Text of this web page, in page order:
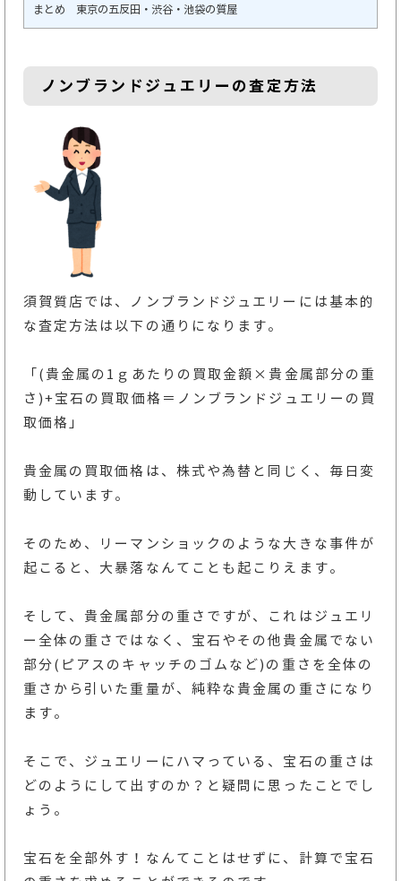
まとめ 東京の五反田・渋谷・池袋の質屋
ノンブランドジュエリーの査定方法
須賀質店では、ノンブランドジュエリーには基本的
な査定方法は以下の通りになります。
「(貴金属の1ｇあたりの買取金額×貴金属部分の重
さ)+宝石の買取価格＝ノンブランドジュエリーの買
取価格」
貴金属の買取価格は、株式や為替と同じく、毎日変
動しています。
そのため、リーマンショックのような大きな事件が
起こると、大暴落なんてことも起こりえます。
そして、貴金属部分の重さですが、これはジュエリ
ー全体の重さではなく、宝石やその他貴金属でない
部分(ピアスのキャッチのゴムなど)の重さを全体の
重さから引いた重量が、純粋な貴金属の重さになり
ます。
そこで、ジュエリーにハマっている、宝石の重さは
どのようにして出すのか？と疑問に思ったことでし
ょう。
宝石を全部外す！なんてことはせずに、計算で宝石